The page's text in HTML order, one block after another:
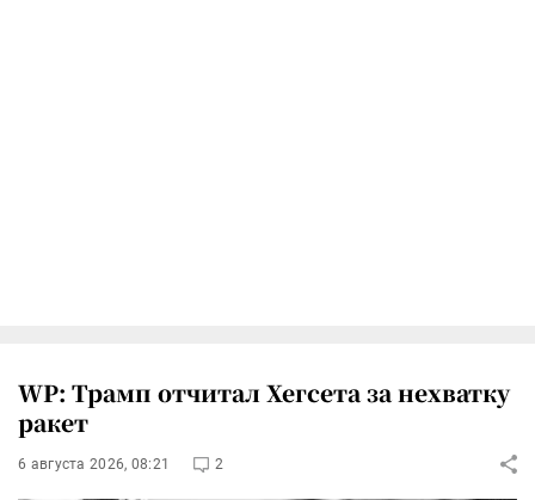
WP: Трамп отчитал Хегсета за нехватку
ракет
6 августа 2026, 08:21 2